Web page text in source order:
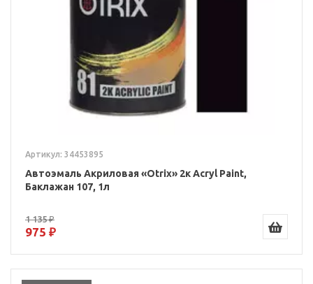
Артикул: 34453895
Автоэмаль Акриловая «Otrix» 2к Acryl Paint,
Баклажан 107, 1л
1 135 ₽
975 ₽